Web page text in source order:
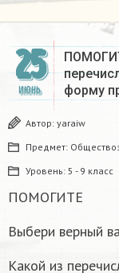
25
ИЮНЬ
форму
Автор: yaraiw
Предмет:
Уровень: 5 - 9 класс
ПОМОГИТЕ
Выбери верный
Какой из